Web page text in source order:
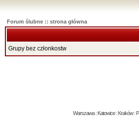
Forum ślubne :: strona główna
Grupy bez członkostw
Warszawa : Katowice : Kraków :